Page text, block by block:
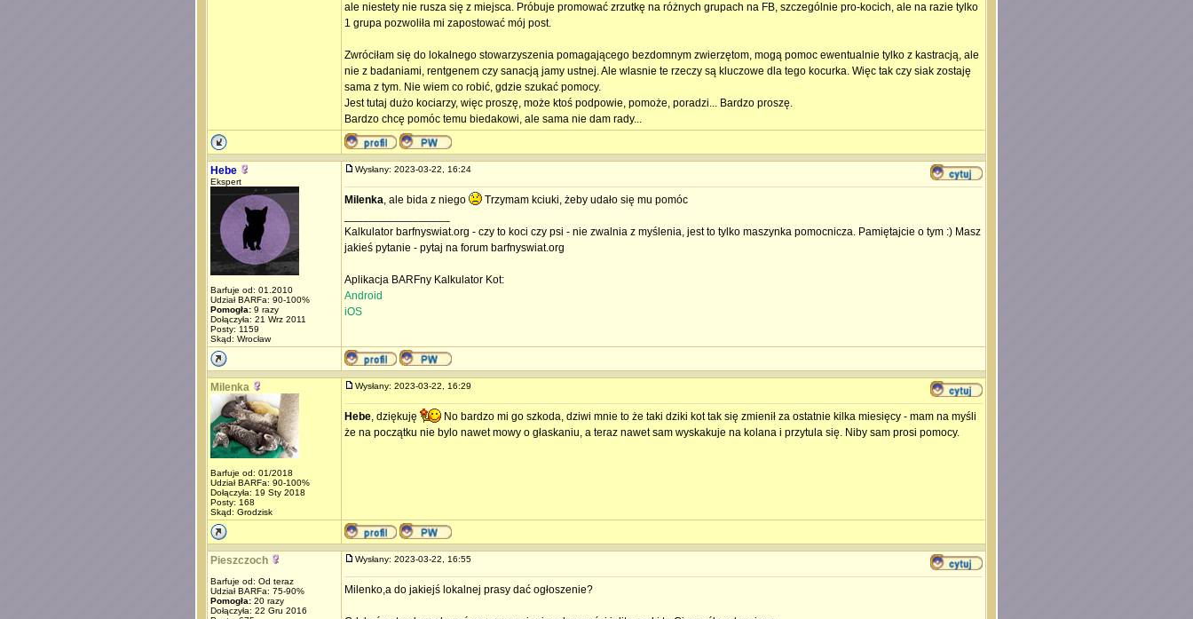
ale niestety nie rusza się z miejsca. Próbuje promować zrzutkę na różnych grupach na FB, szczególnie pro-kocich, ale na razie tylko
1 grupa pozwoliła mi zapostować mój post.
Zwróciłam się do lokalnego stowarzyszenia pomagającego bezdomnym zwierzętom, mogą pomoc ewentualnie tylko z kastracją, ale
nie z badaniami, rentgenem czy sanacją jamy ustnej. Ale wlasnie te rzeczy są kluczowe dla tego kocurka. Więc tak czy siak zostaję
sama z tym. Nie wiem co robić, gdzie szukać pomocy.
Jest tutaj dużo kociarzy, więc proszę, może ktoś podpowie, pomoże, poradzi... Bardzo proszę.
Bardzo chcę pomóc temu biedakowi, ale sama nie dam rady...
Hebe
Ekspert
Barfuje od: 01.2010
Udział BARFa: 90-100%
Pomogła: 9 razy
Dołączyła: 21 Wrz 2011
Posty: 1159
Skąd: Wrocław
Wysłany: 2023-03-22, 16:24
Milenka, ale bida z niego
Trzymam kciuki, żeby udało się mu pomóc
Kalkulator barfnyswiat.org - czy to koci czy psi - nie zwalnia z myślenia, jest to tylko maszynka pomocnicza. Pamiętajcie o tym :) Masz
jakieś pytanie - pytaj na forum barfnyswiat.org
Aplikacja BARFny Kalkulator Kot:
Android
iOS
Milenka
Barfuje od: 01/2018
Udział BARFa: 90-100%
Dołączyła: 19 Sty 2018
Posty: 168
Skąd: Grodzisk
Wysłany: 2023-03-22, 16:29
Hebe, dziękuję
No bardzo mi go szkoda, dziwi mnie to że taki dziki kot tak się zmienił za ostatnie kilka miesięcy - mam na myśli
że na początku nie bylo nawet mowy o głaskaniu, a teraz nawet sam wyskakuje na kolana i przytula się. Niby sam prosi pomocy.
Pieszczoch
Barfuje od: Od teraz
Udział BARFa: 75-90%
Pomogła: 20 razy
Dołączyła: 22 Gru 2016
Wysłany: 2023-03-22, 16:55
Milenko,a do jakiejś lokalnej prasy dać ogłoszenie?